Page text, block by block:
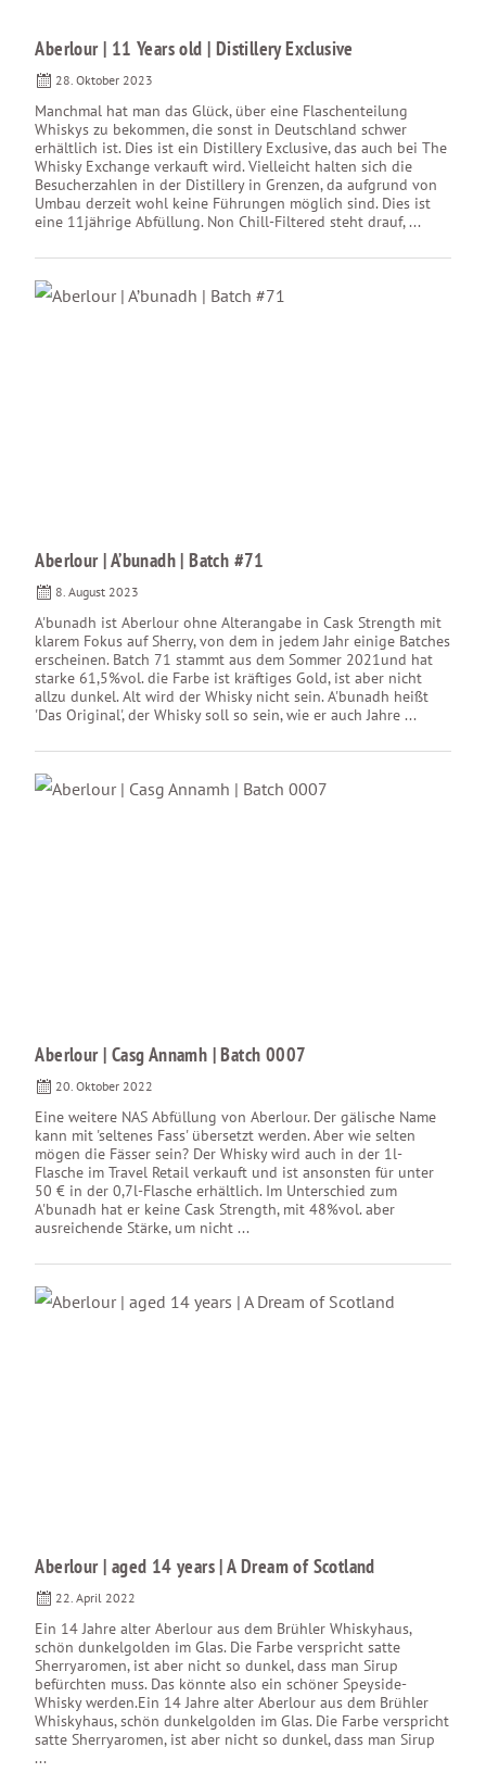
Aberlour | 11 Years old | Distillery Exclusive
28. Oktober 2023
Manchmal hat man das Glück, über eine Flaschenteilung
Whiskys zu bekommen, die sonst in Deutschland schwer
erhältlich ist. Dies ist ein Distillery Exclusive, das auch bei The
Whisky Exchange verkauft wird. Vielleicht halten sich die
Besucherzahlen in der Distillery in Grenzen, da aufgrund von
Umbau derzeit wohl keine Führungen möglich sind. Dies ist
eine 11jährige Abfüllung. Non Chill-Filtered steht drauf, ...
Aberlour | A’bunadh | Batch #71
8. August 2023
A'bunadh ist Aberlour ohne Alterangabe in Cask Strength mit
klarem Fokus auf Sherry, von dem in jedem Jahr einige Batches
erscheinen. Batch 71 stammt aus dem Sommer 2021und hat
starke 61,5%vol. die Farbe ist kräftiges Gold, ist aber nicht
allzu dunkel. Alt wird der Whisky nicht sein. A'bunadh heißt
'Das Original', der Whisky soll so sein, wie er auch Jahre ...
Aberlour | Casg Annamh | Batch 0007
20. Oktober 2022
Eine weitere NAS Abfüllung von Aberlour. Der gälische Name
kann mit 'seltenes Fass' übersetzt werden. Aber wie selten
mögen die Fässer sein? Der Whisky wird auch in der 1l-
Flasche im Travel Retail verkauft und ist ansonsten für unter
50 € in der 0,7l-Flasche erhältlich. Im Unterschied zum
A'bunadh hat er keine Cask Strength, mit 48%vol. aber
ausreichende Stärke, um nicht ...
Aberlour | aged 14 years | A Dream of Scotland
22. April 2022
Ein 14 Jahre alter Aberlour aus dem Brühler Whiskyhaus,
schön dunkelgolden im Glas. Die Farbe verspricht satte
Sherryaromen, ist aber nicht so dunkel, dass man Sirup
befürchten muss. Das könnte also ein schöner Speyside-
Whisky werden.Ein 14 Jahre alter Aberlour aus dem Brühler
Whiskyhaus, schön dunkelgolden im Glas. Die Farbe verspricht
satte Sherryaromen, ist aber nicht so dunkel, dass man Sirup
...